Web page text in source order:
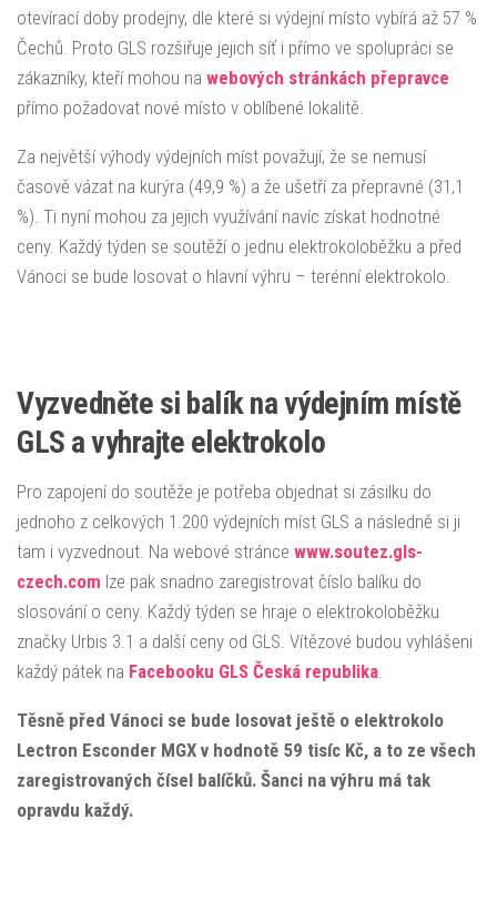
otevírací doby prodejny, dle které si výdejní místo vybírá až 57 %
Čechů. Proto GLS rozšiřuje jejich síť i přímo ve spolupráci se
zákazníky, kteří mohou na webových stránkách přepravce
přímo požadovat nové místo v oblíbené lokalitě.
Za největší výhody výdejních míst považují, že se nemusí
časově vázat na kurýra (49,9 %) a že ušetří za přepravné (31,1
%). Ti nyní mohou za jejich využívání navíc získat hodnotné
ceny. Každý týden se soutěží o jednu elektrokoloběžku a před
Vánoci se bude losovat o hlavní výhru – terénní elektrokolo.
Vyzvedněte si balík na výdejním místě
GLS a vyhrajte elektrokolo
Pro zapojení do soutěže je potřeba objednat si zásilku do
jednoho z celkových 1.200 výdejních míst GLS a následně si ji
tam i vyzvednout. Na webové stránce www.soutez.gls-
czech.com lze pak snadno zaregistrovat číslo balíku do
slosování o ceny. Každý týden se hraje o elektrokoloběžku
značky Urbis 3.1 a další ceny od GLS. Vítězové budou vyhlášeni
každý pátek na Facebooku GLS Česká republika.
Těsně před Vánoci se bude losovat ještě o elektrokolo
Lectron Esconder MGX v hodnotě 59 tisíc Kč, a to ze všech
zaregistrovaných čísel balíčků. Šanci na výhru má tak
opravdu každý.